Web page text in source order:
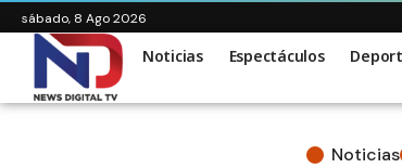
sábado, 8 Ago 2026
Noticias Espectáculos
Noticias